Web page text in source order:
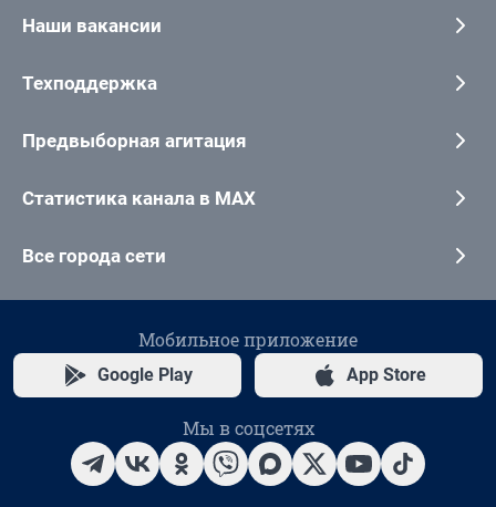
Наши вакансии
Техподдержка
Предвыборная агитация
Статистика канала в MAX
Все города сети
Мобильное приложение
Google Play App Store
Мы в соцсетях